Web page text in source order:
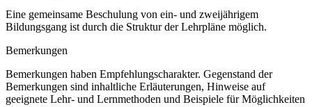
Eine gemeinsame Beschulung von ein- und zweijährigem
Bildungsgang ist durch die Struktur der Lehrpläne möglich.
Bemerkungen
Bemerkungen haben Empfehlungscharakter. Gegenstand der
Bemerkungen sind inhaltliche Erläuterungen, Hinweise auf
geeignete Lehr- und Lernmethoden und Beispiele für Möglichkeiten